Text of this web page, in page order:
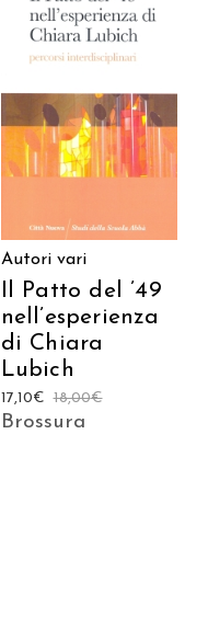
AGGIUNGI AL
CARRELLO
Autori vari
Il Patto del ’49
nell’esperienza
di Chiara
Lubich
18,00€
17,10€
Brossura